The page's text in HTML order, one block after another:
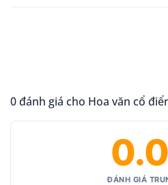
0 đánh giá cho Hoa văn cổ
0.0
ĐÁNH GIÁ